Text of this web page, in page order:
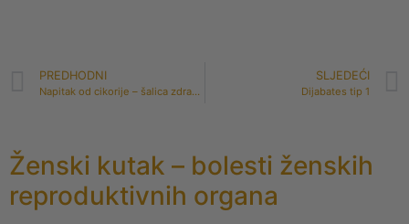
PREDHODNI
Napitak od cikorije – šalica zdravlja i užitka
SLJEDEĆI
Dijabates tip 1
Ženski kutak – bolesti ženskih
reproduktivnih organa